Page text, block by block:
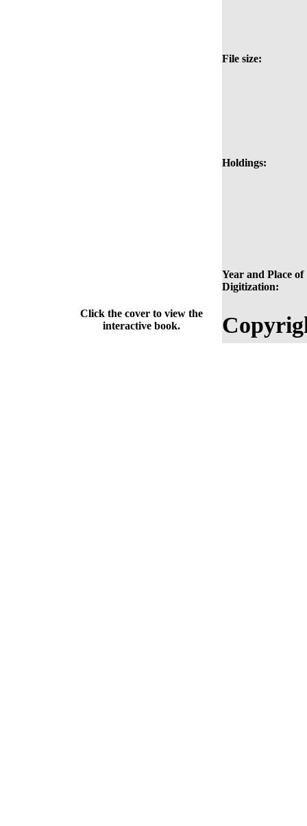
File size:
Holdings:
Year and Place of
Digitization:
Click the cover to view the
interactive book.